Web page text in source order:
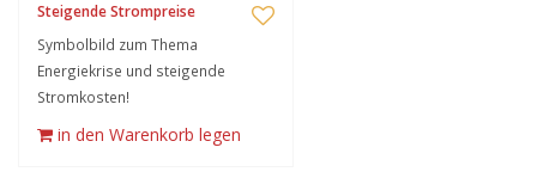
Steigende Strompreise
Symbolbild zum Thema
Energiekrise und steigende
Stromkosten!
in den Warenkorb legen